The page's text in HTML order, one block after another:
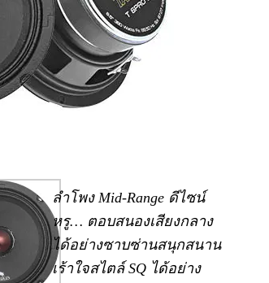
ลำโพง Mid-Range ดีไซน์
หรู… ตอบสนองเสียงกลาง
ได้อย่างซาบซ่านสนุกสนาน
เร้าใจสไตล์ SQ ได้อย่าง